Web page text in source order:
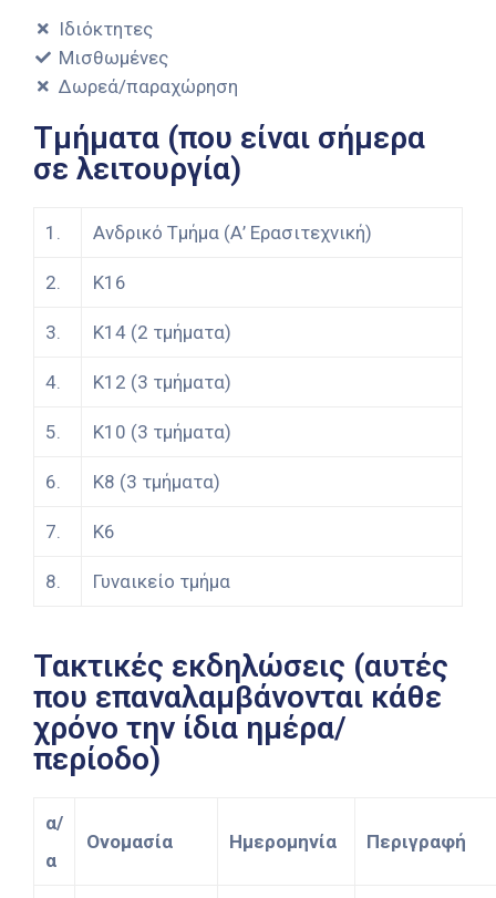
Ιδιόκτητες
Μισθωμένες
Δωρεά/παραχώρηση
Τμήματα (που είναι σήμερα
σε λειτουργία)
1. Ανδρικό Τμήμα (Α’ Ερασιτεχνική)
2. Κ16
3. Κ14 (2 τμήματα)
4. Κ12 (3 τμήματα)
5. Κ10 (3 τμήματα)
6. Κ8 (3 τμήματα)
7. Κ6
8. Γυναικείο τμήμα
Τακτικές εκδηλώσεις (αυτές
που επαναλαμβάνονται κάθε
χρόνο την ίδια ημέρα/
περίοδο)
α/
α
Ονομασία Ημερομηνία Περιγραφή